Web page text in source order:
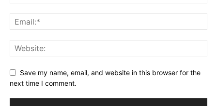
Save my name, email, and website in this browser for the
next time I comment.